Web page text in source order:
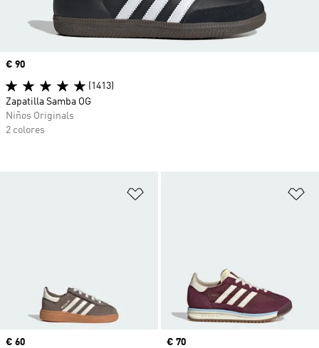
Precio
€ 60
Precio
€ 70
Precio
€ 90
(1413)
Zapatilla Samba OG
Niños Originals
2 colores